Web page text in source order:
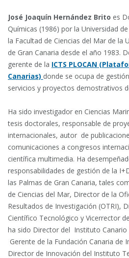
José Joaquín Hernández Brito es
Químicas (1986) por la Universidad
la Facultad de Ciencias del Mar de la
de Gran Canaria desde el año 1983.
gerente de la ICTS PLOCAN
Canarias) donde se ocupa de
servicios y proyectos demostrativos
Ha sido investigador en Ciencias
tesis doctorales, responsable de
internacionales, autor de
comunicaciones a congresos
científica multimedia. Ha
responsabilidades de gestión de la
las Palmas de Gran Canaria, tales
de Ciencias del Mar, Director de la
Resultados de Investigación (OTRI),
Científico Tecnológico y Vicerrector
ha sido Director del Instituto Canario
Gerente de la Fundación Canaria de
Director de Innovación del Instituto